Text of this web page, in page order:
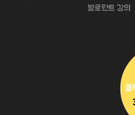
발로란트 강의